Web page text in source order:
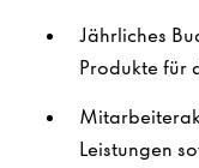
Jährliches
Produkte für
Leistungen